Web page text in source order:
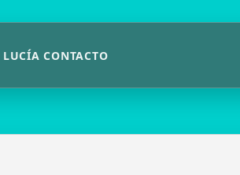
LUCÍA CONTACTO